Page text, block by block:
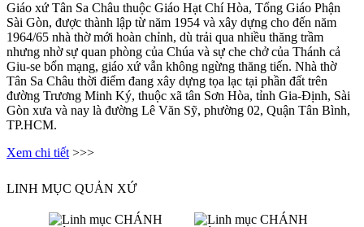
Giáo xứ Tân Sa Châu thuộc Giáo Hạt Chí Hòa, Tổng Giáo Phận
Sài Gòn, được thành lập từ năm 1954 và xây dựng cho đến năm
1964/65 nhà thờ mới hoàn chỉnh, dù trải qua nhiều thăng trầm
nhưng nhờ sự quan phòng của Chúa và sự che chở của Thánh cả
Giu-se bổn mạng, giáo xứ vẫn không ngừng thăng tiến. Nhà thờ
Tân Sa Châu thời điểm đang xây dựng tọa lạc tại phần đất trên
đường Trương Minh Ký, thuộc xã tân Sơn Hòa, tỉnh Gia-Định, Sài
Gòn xưa và nay là đường Lê Văn Sỹ, phường 02, Quận Tân Bình,
TP.HCM.
Xem chi tiết >>>
LINH MỤC QUẢN XỨ